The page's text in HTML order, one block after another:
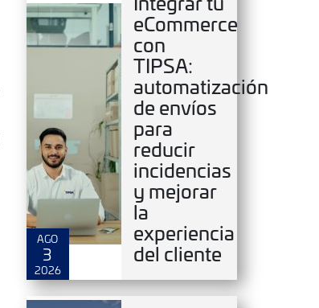
AGO
3
2026
eCommerce
con
TIPSA:
automatización
de envíos
para
reducir
incidencias
y mejorar
la
experiencia
del cliente